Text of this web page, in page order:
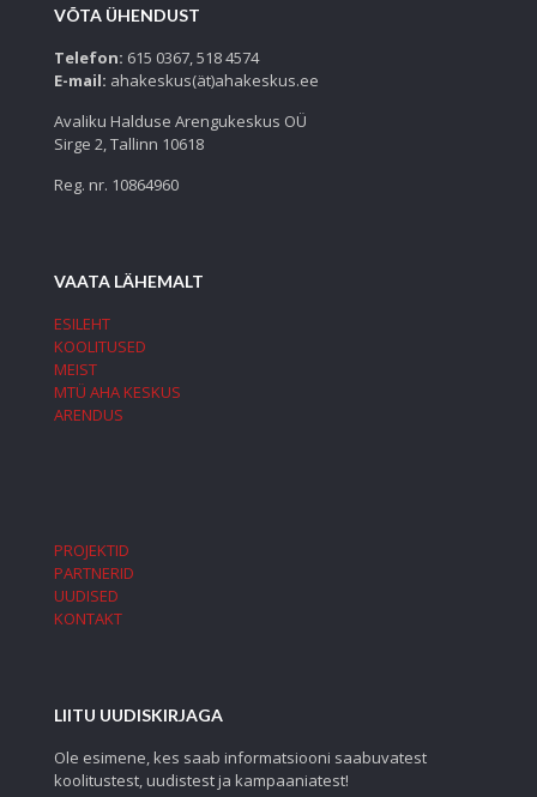
VÕTA ÜHENDUST
Telefon: 615 0367, 518 4574
E-mail: ahakeskus(ät)ahakeskus.ee
Avaliku Halduse Arengukeskus OÜ
Sirge 2, Tallinn 10618
Reg. nr. 10864960
VAATA LÄHEMALT
ESILEHT
KOOLITUSED
MEIST
MTÜ AHA KESKUS
ARENDUS
PROJEKTID
PARTNERID
UUDISED
KONTAKT
LIITU UUDISKIRJAGA
Ole esimene, kes saab informatsiooni saabuvatest
koolitustest, uudistest ja kampaaniatest!